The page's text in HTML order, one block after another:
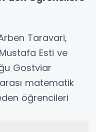
Taravari,
Esti ve
Gostviar
matematik
öğrencileri